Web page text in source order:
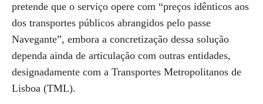
pretende que o serviço opere com “preços idênticos aos
dos transportes públicos abrangidos pelo passe
Navegante”, embora a concretização dessa solução
dependa ainda de articulação com outras entidades,
designadamente com a Transportes Metropolitanos de
Lisboa (TML).